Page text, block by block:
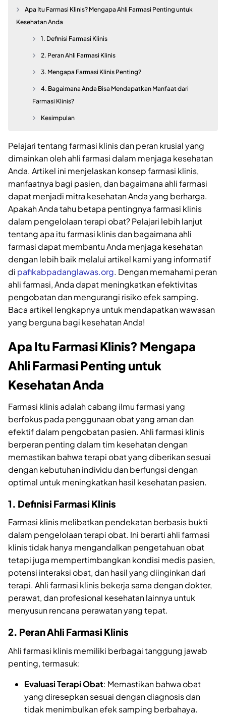
Apa Itu Farmasi Klinis? Mengapa Ahli Farmasi Penting untuk
Kesehatan Anda
1. Definisi Farmasi Klinis
2. Peran Ahli Farmasi Klinis
3. Mengapa Farmasi Klinis Penting?
4. Bagaimana Anda Bisa Mendapatkan Manfaat dari
Farmasi Klinis?
Kesimpulan
Pelajari tentang farmasi klinis dan peran krusial yang
dimainkan oleh ahli farmasi dalam menjaga kesehatan
Anda. Artikel ini menjelaskan konsep farmasi klinis,
manfaatnya bagi pasien, dan bagaimana ahli farmasi
dapat menjadi mitra kesehatan Anda yang berharga.
Apakah Anda tahu betapa pentingnya farmasi klinis
dalam pengelolaan terapi obat? Pelajari lebih lanjut
tentang apa itu farmasi klinis dan bagaimana ahli
farmasi dapat membantu Anda menjaga kesehatan
dengan lebih baik melalui artikel kami yang informatif
di pafikabpadanglawas.org. Dengan memahami peran
ahli farmasi, Anda dapat meningkatkan efektivitas
pengobatan dan mengurangi risiko efek samping.
Baca artikel lengkapnya untuk mendapatkan wawasan
yang berguna bagi kesehatan Anda!
Apa Itu Farmasi Klinis? Mengapa
Ahli Farmasi Penting untuk
Kesehatan Anda
Farmasi klinis adalah cabang ilmu farmasi yang
berfokus pada penggunaan obat yang aman dan
efektif dalam pengobatan pasien. Ahli farmasi klinis
berperan penting dalam tim kesehatan dengan
memastikan bahwa terapi obat yang diberikan sesuai
dengan kebutuhan individu dan berfungsi dengan
optimal untuk meningkatkan hasil kesehatan pasien.
1. Definisi Farmasi Klinis
Farmasi klinis melibatkan pendekatan berbasis bukti
dalam pengelolaan terapi obat. Ini berarti ahli farmasi
klinis tidak hanya mengandalkan pengetahuan obat
tetapi juga mempertimbangkan kondisi medis pasien,
potensi interaksi obat, dan hasil yang diinginkan dari
terapi. Ahli farmasi klinis bekerja sama dengan dokter,
perawat, dan profesional kesehatan lainnya untuk
menyusun rencana perawatan yang tepat.
2. Peran Ahli Farmasi Klinis
Ahli farmasi klinis memiliki berbagai tanggung jawab
penting, termasuk:
Evaluasi Terapi Obat: Memastikan bahwa obat
yang diresepkan sesuai dengan diagnosis dan
tidak menimbulkan efek samping berbahaya.